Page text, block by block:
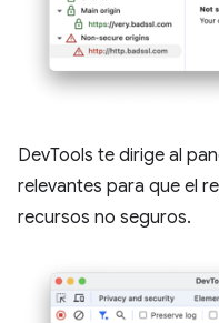
DevTools te dirige al
relevantes para que el
recursos no seguros.